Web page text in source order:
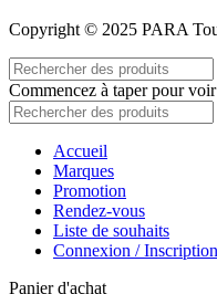
Copyright © 2025 PARA
Commencez à taper pour
Accueil
Marques
Promotion
Rendez-vous
Liste de souhaits
Connexion / Inscription
Panier d'achat